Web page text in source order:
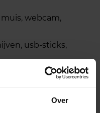
Over
webcam,
usb-sticks,
zakelijk) trek je
van de kosten af.